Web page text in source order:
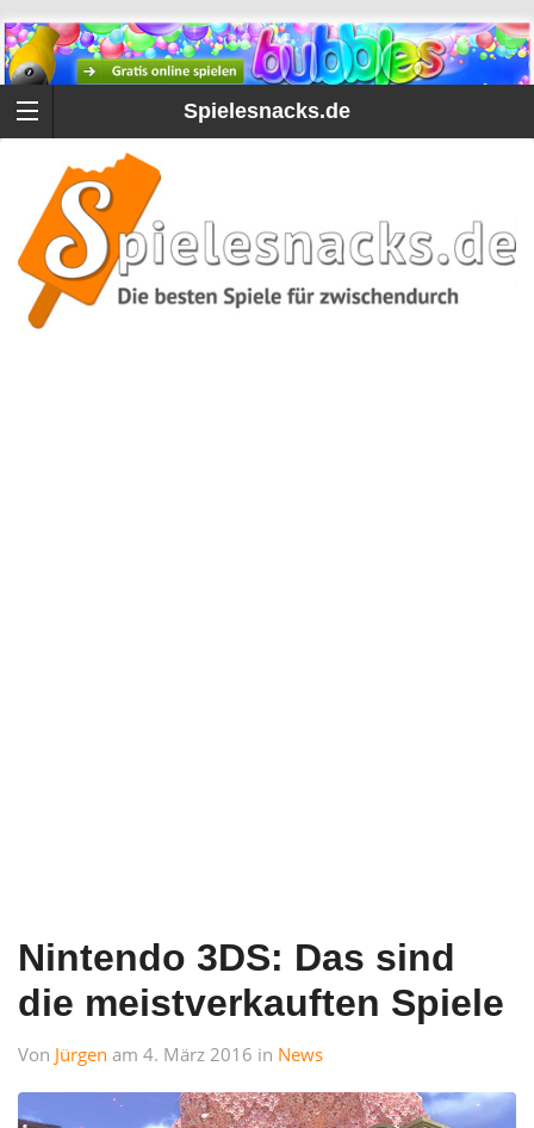
Spielesnacks.de
Nintendo 3DS: Das sind
die meistverkauften Spiele
Von Jürgen am 4. März 2016 in News